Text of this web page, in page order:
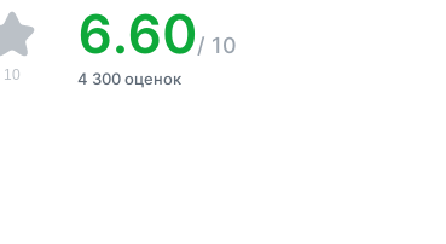
10
6.60/ 10
4 300 оценок